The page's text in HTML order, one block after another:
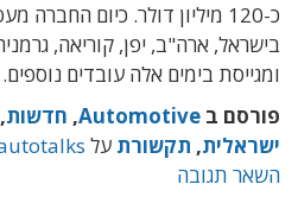
בישראל, ארה"ב, יפן, קוריאה,
ומגייסת בימים אלה עובדים נוספים.
פורסם ב Automotive
, חדשות,
ישראלית, תקשורת על
השאר תגובה